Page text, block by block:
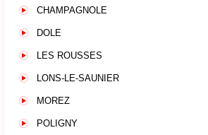
CHAMPAGNOLE
DOLE
LES ROUSSES
LONS-LE-SAUNIER
MOREZ
POLIGNY